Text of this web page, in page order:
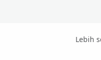
Lebih